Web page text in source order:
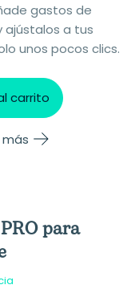
gastos de
ajústalos a tus
unos pocos clics.
carrito
para